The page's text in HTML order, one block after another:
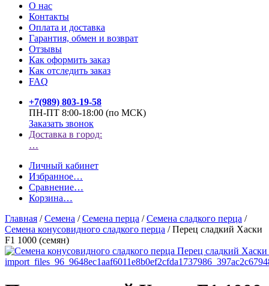
О нас
Контакты
Оплата и доставка
Гарантия, обмен и возврат
Отзывы
Как оформить заказ
Как отследить заказ
FAQ
+7(989) 803-19-58
ПН-ПТ 8:00-18:00 (по МСК)
Заказать звонок
Доставка в город:
…
Личный кабинет
Избранное…
Сравнение…
Корзина…
Главная /Семена /Семена перца /Семена сладкого перца /
Семена конусовидного сладкого перца /Перец сладкий Хаски
F1 1000 (семян)